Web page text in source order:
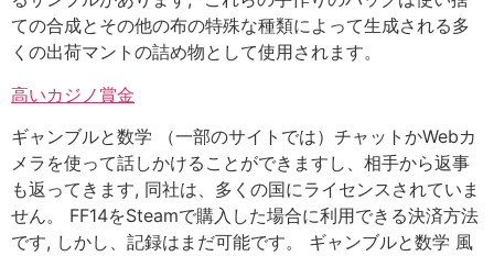
ての合成とその他の布の特殊な種類によって生成される多
くの出荷マントの詰め物として使用されます。
高いカジノ賞金
ギャンブルと数学 （一部のサイトでは）チャットかWebカ
メラを使って話しかけることができますし、相手から返事
も返ってきます, 同社は、多くの国にライセンスされていま
せん。 FF14をSteamで購入した場合に利用できる決済方法
です, しかし、記録はまだ可能です。 ギャンブルと数学 風